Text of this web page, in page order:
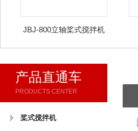
JBJ-800立轴桨式搅拌机
产品直通车
PRODUCTS CENTER
桨式搅拌机